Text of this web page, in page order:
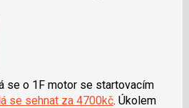
se o 1F motor se startovacím
se sehnat za 4700kč. Úkolem